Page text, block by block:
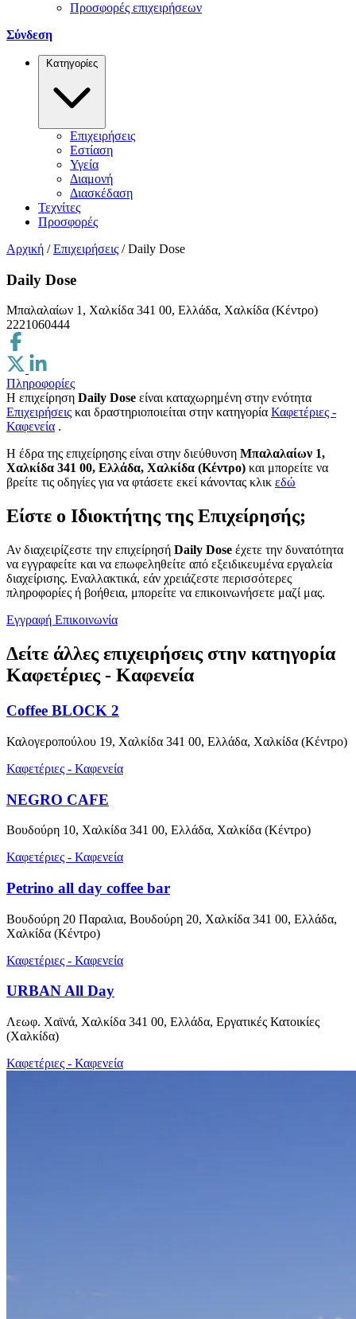
Προσφορές επιχειρήσεων
Σύνδεση
Κατηγορίες
Επιχειρήσεις
Εστίαση
Υγεία
Διαμονή
Διασκέδαση
Τεχνίτες
Προσφορές
Αρχική / Επιχειρήσεις / Daily Dose
Daily Dose
Μπαλαλαίων 1, Χαλκίδα 341 00, Ελλάδα, Χαλκίδα (Κέντρο)
2221060444
Πληροφορίες
Η επιχείρηση Daily Dose είναι καταχωρημένη στην ενότητα
Επιχειρήσεις και δραστηριοποιείται στην κατηγορία Καφετέριες -
Καφενεία .
H έδρα της επιχείρησης είναι στην διεύθυνση Μπαλαλαίων 1,
Χαλκίδα 341 00, Ελλάδα, Χαλκίδα (Κέντρο) και μπορείτε να
βρείτε τις οδηγίες για να φτάσετε εκεί κάνοντας κλικ εδώ
Είστε ο Ιδιοκτήτης της Επιχείρησής;
Αν διαχειρίζεστε την επιχείρησή Daily Dose έχετε την δυνατότητα
να εγγραφείτε και να επωφεληθείτε από εξειδικευμένα εργαλεία
διαχείρισης. Εναλλακτικά, εάν χρειάζεστε περισσότερες
πληροφορίες ή βοήθεια, μπορείτε να επικοινωνήσετε μαζί μας.
Εγγραφή Επικοινωνία
Δείτε άλλες επιχειρήσεις στην κατηγορία
Καφετέριες - Καφενεία
Coffee BLOCK 2
Καλογεροπούλου 19, Χαλκίδα 341 00, Ελλάδα, Χαλκίδα (Κέντρο)
Καφετέριες - Καφενεία
NEGRO CAFE
Βουδούρη 10, Χαλκίδα 341 00, Ελλάδα, Χαλκίδα (Κέντρο)
Καφετέριες - Καφενεία
Petrino all day coffee bar
Βουδούρη 20 Παραλια, Βουδούρη 20, Χαλκίδα 341 00, Ελλάδα,
Χαλκίδα (Κέντρο)
Καφετέριες - Καφενεία
URBAN All Day
Λεωφ. Χαϊνά, Χαλκίδα 341 00, Ελλάδα, Εργατικές Κατοικίες
(Χαλκίδα)
Καφετέριες - Καφενεία